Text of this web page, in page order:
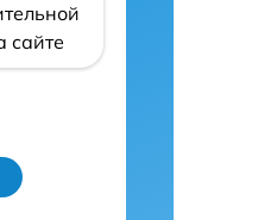
сайте